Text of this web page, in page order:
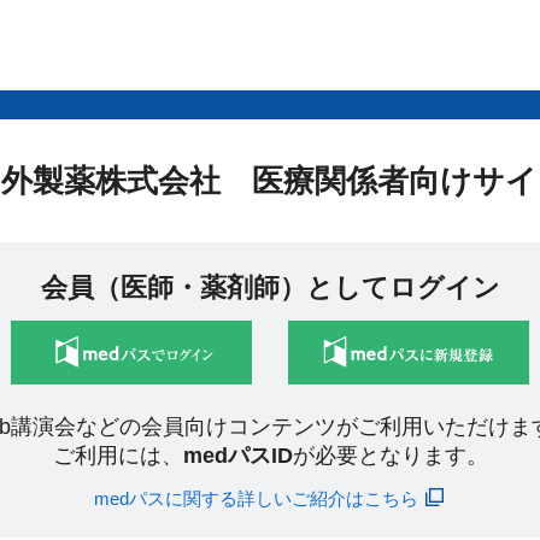
製薬株式会社 医療関係者向けサ
会員（医師・薬剤師）としてログイン
講演会などの会員向けコンテンツがご利用いただけま
ご利用には、 medパスIDが必要となります。
medパスに関する詳しいご紹介はこちら